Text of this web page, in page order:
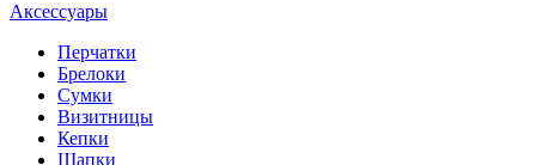
Аксессуары
Перчатки
Брелоки
Сумки
Визитницы
Кепки
Шапки